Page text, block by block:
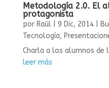
Metodología 2.0. El
protagonista
por Raúl| 9 Dic, 2014|
Tecnología,
Charla a los alumnos de
leer más